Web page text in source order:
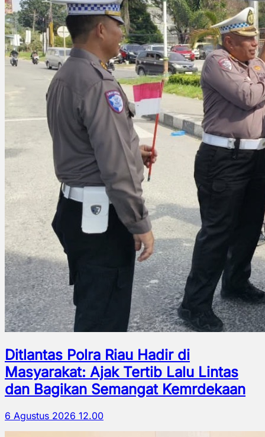
Ditlantas Polra Riau Hadir di
Masyarakat: Ajak Tertib Lalu Lintas
dan Bagikan Semangat Kemrdekaan
6 Agustus 2026 12.00